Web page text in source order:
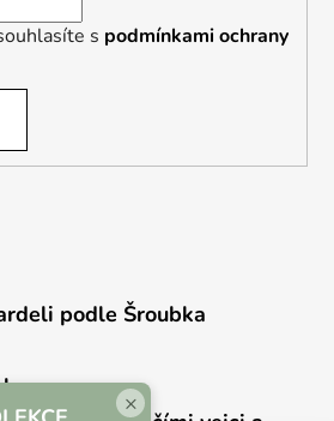
s podmínkami ochrany
podle Šroubka
×